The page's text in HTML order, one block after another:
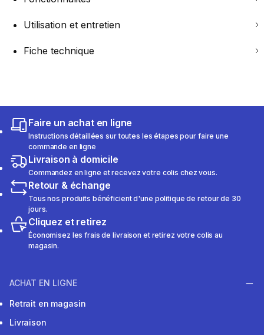
Utilisation et entretien
Fiche technique
Faire un achat en ligne
Instructions détaillées sur toutes les étapes pour faire une
commande en ligne
Livraison à domicile
Commandez en ligne et recevez votre colis chez vous.
Retour & échange
Tous nos produits bénéficient d'une politique de retour de 30
jours.
Cliquez et retirez
Économisez les frais de livraison et retirez votre colis au
magasin.
ACHAT EN LIGNE
Retrait en magasin
Livraison